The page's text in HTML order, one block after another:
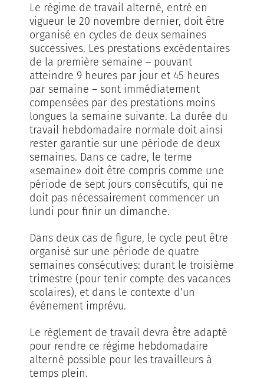
Le régime de travail alterné, entré en
vigueur le 20 novembre dernier, doit être
organisé en cycles de deux semaines
successives. Les prestations excédentaires
de la première semaine – pouvant
atteindre 9 heures par jour et 45 heures
par semaine – sont immédiatement
compensées par des prestations moins
longues la semaine suivante. La durée du
travail hebdomadaire normale doit ainsi
rester garantie sur une période de deux
semaines. Dans ce cadre, le terme
«semaine» doit être compris comme une
période de sept jours consécutifs, qui ne
doit pas nécessairement commencer un
lundi pour finir un dimanche.
Dans deux cas de figure, le cycle peut être
organisé sur une période de quatre
semaines consécutives: durant le troisième
trimestre (pour tenir compte des vacances
scolaires), et dans le contexte d’un
événement imprévu.
Le règlement de travail devra être adapté
pour rendre ce régime hebdomadaire
alterné possible pour les travailleurs à
temps plein.